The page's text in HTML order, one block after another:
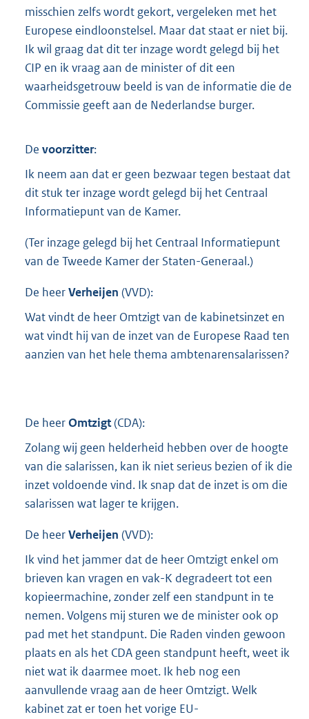
misschien zelfs wordt gekort, vergeleken met het
Europese eindloonstelsel. Maar dat staat er niet bij.
Ik wil graag dat dit ter inzage wordt gelegd bij het
CIP en ik vraag aan de minister of dit een
waarheidsgetrouw beeld is van de informatie die de
Commissie geeft aan de Nederlandse burger.
De voorzitter:
Ik neem aan dat er geen bezwaar tegen bestaat dat
dit stuk ter inzage wordt gelegd bij het Centraal
Informatiepunt van de Kamer.
(Ter inzage gelegd bij het Centraal Informatiepunt
van de Tweede Kamer der Staten-Generaal.)
De heerVerheijen (VVD):
Wat vindt de heer Omtzigt van de kabinetsinzet en
wat vindt hij van de inzet van de Europese Raad ten
aanzien van het hele thema ambtenarensalarissen?
De heerOmtzigt(CDA):
Zolang wij geen helderheid hebben over de hoogte
van die salarissen, kan ik niet serieus bezien of ik die
inzet voldoende vind. Ik snap dat de inzet is om die
salarissen wat lager te krijgen.
De heerVerheijen (VVD):
Ik vind het jammer dat de heer Omtzigt enkel om
brieven kan vragen en vak-K degradeert tot een
kopieermachine, zonder zelf een standpunt in te
nemen. Volgens mij sturen we de minister ook op
pad met het standpunt. Die Raden vinden gewoon
plaats en als het CDA geen standpunt heeft, weet ik
niet wat ik daarmee moet. Ik heb nog een
aanvullende vraag aan de heer Omtzigt. Welk
kabinet zat er toen het vorige EU-